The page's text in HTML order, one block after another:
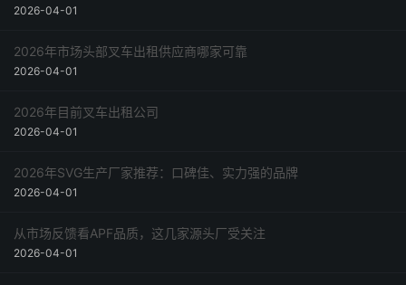
2026-04-01
2026年市场头部叉车出租供应商哪家可靠
2026-04-01
2026年目前叉车出租公司
2026-04-01
2026年SVG生产厂家推荐：口碑佳、实力强的品牌
2026-04-01
从市场反馈看APF品质，这几家源头厂受关注
2026-04-01